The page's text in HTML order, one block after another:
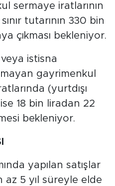
sermaye iratlarının
tutarının 330 bin
çıkması bekleniyor.
istisna
gayrimenkul
(yurtdışı
18 bin liradan 22
bekleniyor.
yapılan satışlar
az 5 yıl süreyle elde